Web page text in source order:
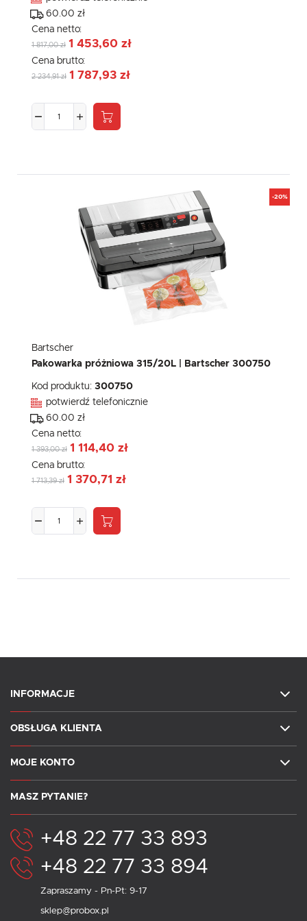
60.00 zł
Cena netto:
1 817,00 zł 1 453,60 zł
Cena brutto:
2 234,91 zł 1 787,93 zł
-20%
Bartscher
Pakowarka próżniowa 315/20L | Bartscher 300750
Kod produktu: 300750
potwierdź telefonicznie
60.00 zł
Cena netto:
1 393,00 zł 1 114,40 zł
Cena brutto:
1 713,39 zł 1 370,71 zł
INFORMACJE
OBSŁUGA KLIENTA
MOJE KONTO
MASZ PYTANIE?
+48 22 77 33 893
+48 22 77 33 894
Zapraszamy - Pn-Pt: 9-17
sklep@probox.pl